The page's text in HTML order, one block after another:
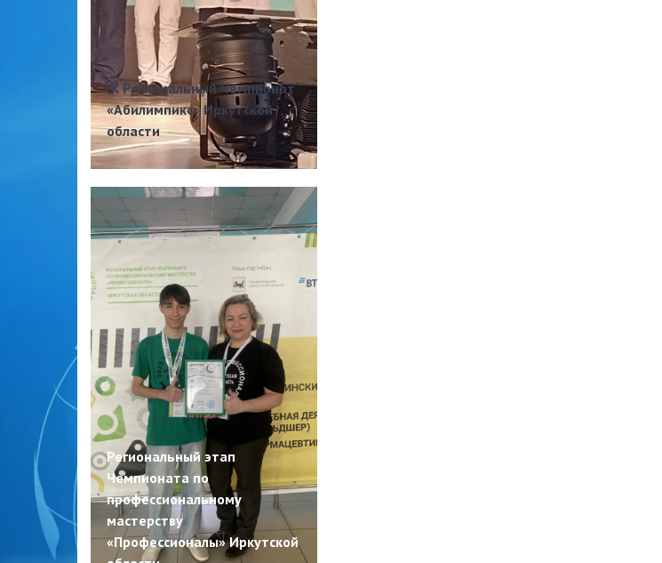
IX Региональный Чемпионат
«Абилимпикс» Иркутской
области
Региональный этап
Чемпионата по
профессиональному
мастерству
«Профессионалы» Иркутской